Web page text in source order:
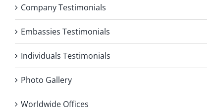
Company Testimonials
Embassies Testimonials
Individuals Testimonials
Photo Gallery
Worldwide Offices